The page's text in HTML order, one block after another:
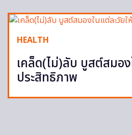
HEALTH
เคล็ด(ไม่)ลับ บูสต์สมอ
ประสิทธิภาพ